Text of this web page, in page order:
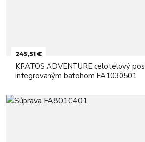
245,51 €
KRATOS ADVENTURE celotelový
integrovaným batohom FA1030501